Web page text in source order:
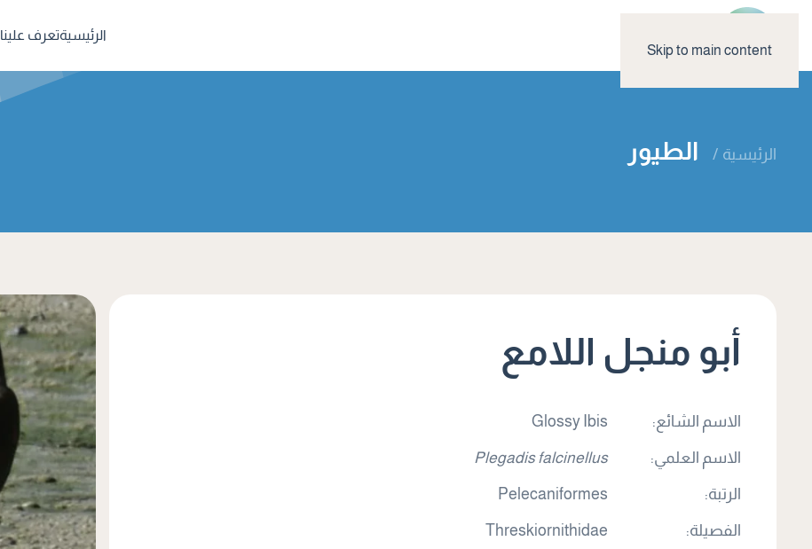
Skip to main content
الرئيسيةتعرف علينا
الرئيسية الطيور
أبو منجل اللامع
الاسم الشائع: Glossy Ibis
الاسم العلمي: Plegadis falcinellus
الرتبة: Pelecaniformes
الفصيلة: Threskiornithidae